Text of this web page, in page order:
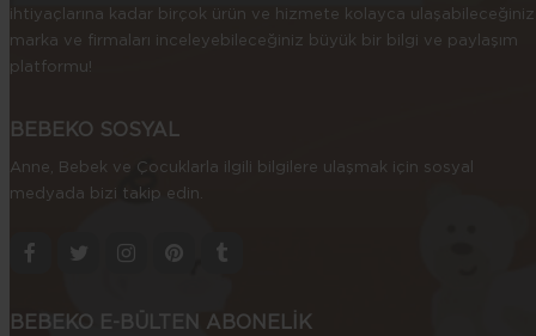
ihtiyaçlarına kadar birçok ürün ve hizmete kolayca ulaşabileceğiniz
marka ve firmaları inceleyebileceğiniz büyük bir bilgi ve paylaşım
platformu!
BEBEKO SOSYAL
Anne, Bebek ve Çocuklarla ilgili bilgilere ulaşmak için sosyal
medyada bizi takip edin.
BEBEKO E-BÜLTEN ABONELİK